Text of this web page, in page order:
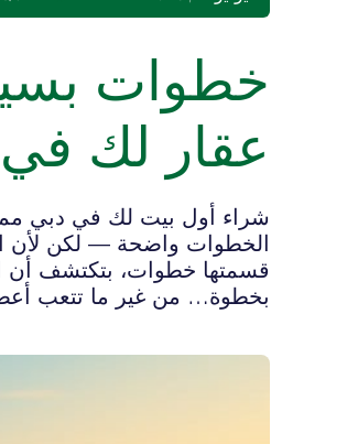
خطوات
عقار لك
شراء أول بيت لك في دبي
الخطوات واضحة — لكن لأن
قسمتها خطوات، بتكتشف أن
بخطوة… من غير ما تتعب